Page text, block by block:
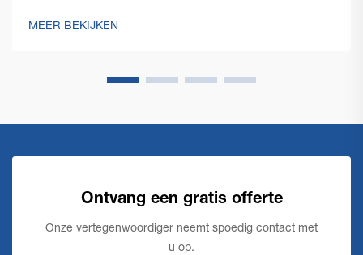
transformatie doorgemaakt met de opkomst van
MEER BEKIJKEN
Ontvang een gratis offerte
Onze vertegenwoordiger neemt spoedig contact met
u op.